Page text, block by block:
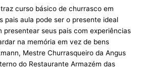
curso básico de churrasco em
pais aula pode ser o presente ideal
presentear seus pais com experiências
na memória em vez de bens
Mestre Churrasqueiro da Angus
do Restaurante Armazém das